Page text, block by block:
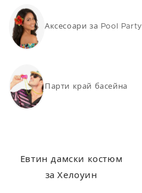
Аксесоари за Pool Party
Парти край басейна
Евтин дамски костюм
за Хелоуин